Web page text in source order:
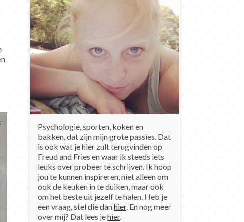
Psychologie, sporten, koken en
bakken, dat zijn mijn grote passies. Dat
is ook wat je hier zult terugvinden op
Freud and Fries en waar ik steeds iets
leuks over probeer te schrijven. Ik hoop
jou te kunnen inspireren, niet alleen om
ook de keuken in te duiken, maar ook
om het beste uit jezelf te halen. Heb je
een vraag, stel die danhier. En nog meer
over mij? Dat lees jehier.